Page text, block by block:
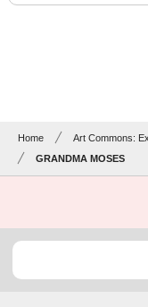
Home
Art Commons:
GRANDMA MOSES